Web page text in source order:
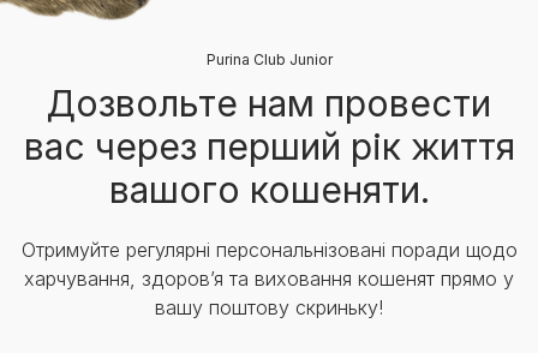
Purina Club Junior
Дозвольте нам провести
вас через перший рік життя
вашого кошеняти.
Отримуйте регулярні персональнізовані поради щодо
харчування, здоров’я та виховання кошенят прямо у
вашу поштову скриньку!